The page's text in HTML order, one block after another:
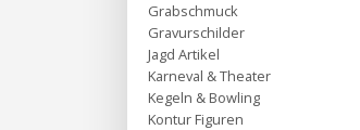
Grabschmuck
Gravurschilder
Jagd Artikel
Karneval & Theater
Kegeln & Bowling
Kontur Figuren